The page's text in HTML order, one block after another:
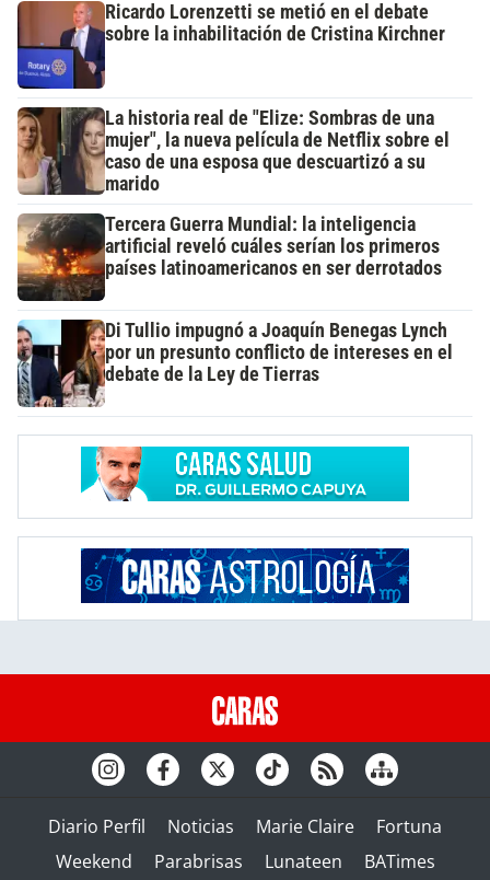
Ricardo Lorenzetti se metió en el debate
sobre la inhabilitación de Cristina Kirchner
La historia real de "Elize: Sombras de una
mujer", la nueva película de Netflix sobre el
caso de una esposa que descuartizó a su
marido
Tercera Guerra Mundial: la inteligencia
artificial reveló cuáles serían los primeros
países latinoamericanos en ser derrotados
Di Tullio impugnó a Joaquín Benegas Lynch
por un presunto conflicto de intereses en el
debate de la Ley de Tierras
Diario Perfil Noticias Marie Claire
Fortuna
Weekend
Parabrisas Lunateen BATimes